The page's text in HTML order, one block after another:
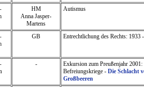
HM
Anna Jasper-
Martens
Autismus
GB Entrechtlichung des Rechts: 1933
-
Exkursion zum Preußenjahr 2001:
Befreiungskriege - Die Schlacht
Großbeeren